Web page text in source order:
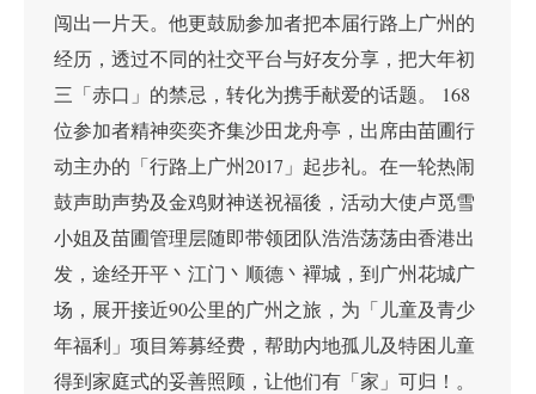
闯出一片天。他更鼓励参加者把本届行路上广州的
经历，透过不同的社交平台与好友分享，把大年初
三「赤口」的禁忌，转化为携手献爱的话题。 168
位参加者精神奕奕齐集沙田龙舟亭，出席由苗圃行
动主办的「行路上广州2017」起步礼。在一轮热闹
鼓声助声势及金鸡财神送祝福後，活动大使卢觅雪
小姐及苗圃管理层随即带领团队浩浩荡荡由香港出
发，途经开平丶江门丶顺德丶襌城，到广州花城广
场，展开接近90公里的广州之旅，为「儿童及青少
年福利」项目筹募经费，帮助内地孤儿及特困儿童
得到家庭式的妥善照顾，让他们有「家」可归！。